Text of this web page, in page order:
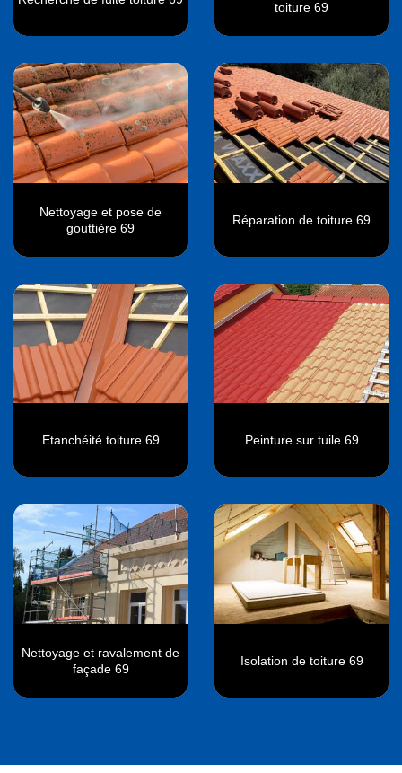
toiture 69
Nettoyage et pose de
gouttière 69
Réparation de toiture 69
Etanchéité toiture 69 Peinture sur tuile 69
Nettoyage et ravalement de
façade 69
Isolation de toiture 69